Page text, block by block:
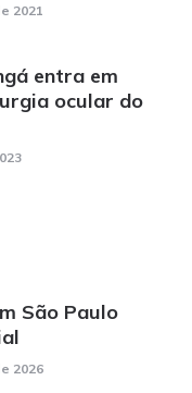
2021
entra em
ocular do
São Paulo
2026